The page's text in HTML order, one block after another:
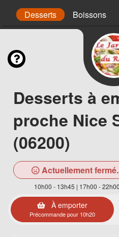
Desserts Boissons
Desserts à
proche Nice
(06200)
Actuellement
10h00 - 13h45 | 17h00 - 22h00
À emporter
Précommande pour 10h20